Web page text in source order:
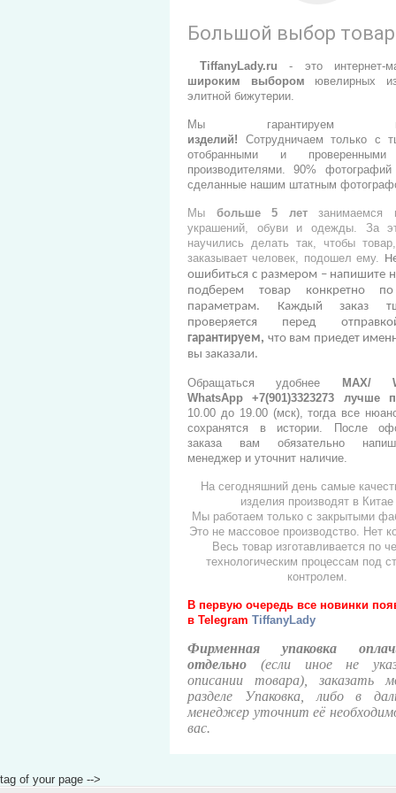
Большой выбор
TiffanyLady.ru - это интернет-
широким выбором ювелирных
элитной бижутерии.
Мы гарантируем
изделий! Сотрудничаем только с
отобранными и
производителями.90%
сделанные нашим штатным
Мы больше 5 летзанимаемся
украшений, обуви и одежды. За
научились делать так, чтобы
заказывает человек, подошел ему.
ошибиться с размером – напишите
подберем товар конкретно
параметрам. Каждый заказ
проверяется перед
гарантируем, что вам приедет
вы заказали.
Обращаться удобнее МАХ/
WhatsApp +7(901)3323273 лучше
10.00 до 19.00 (мск), тогда все
сохранятся в истории. После
заказа вам обязательно
менеджер и уточнит наличие.
На сегодняшний день самые
изделия производят в Китае
Мы работаем только с закрытыми
Это не массовое производство. Нет
Весь товар изготавливается по
технологическим процессам под
контролем.
В первую очередь все новинки
в Telegram TiffanyLady
Фирменная упаковка
отдельно (если иное не
описании товара), заказать
разделе Упаковка, либо в
менеджер уточнит её
вас.
tag of your page -->